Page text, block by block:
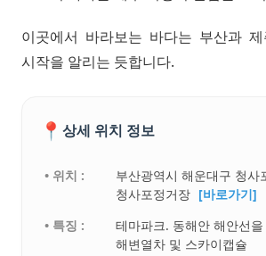
이곳에서 바라보는 바다는 부산과
시작을 알리는 듯합니다.
📍 상세 위치 정보
• 위치 :
부산광역시 해운대구 청사
청사포정거장 [바로가기]
• 특징 :
테마파크. 동해안 해안선
해변열차 및 스카이캡슐